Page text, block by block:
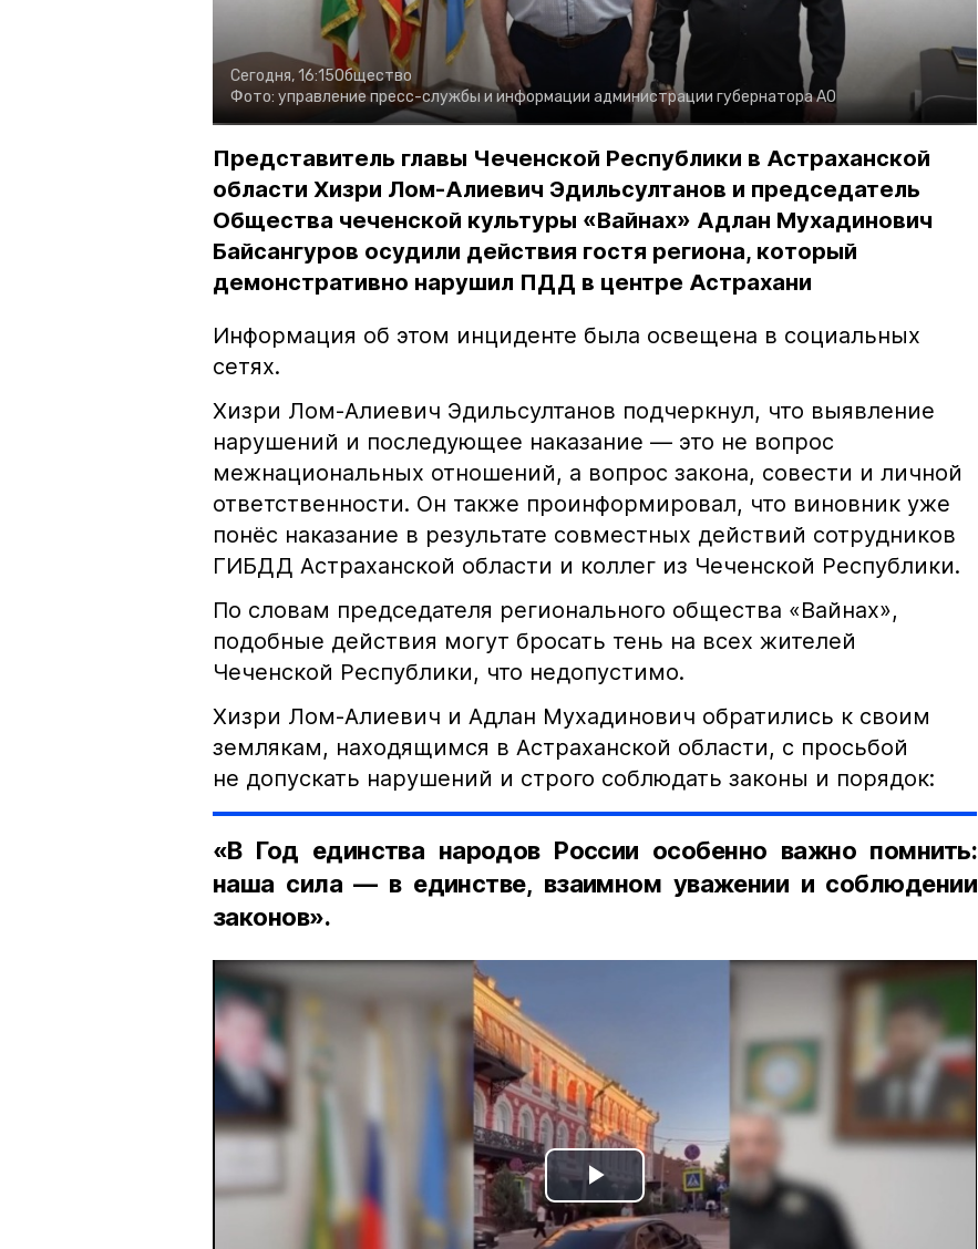
Сегодня, 16:15Общество
Фото: управление пресс-службы и информации администрации губернатора АО
Представитель главы Чеченской Республики в Астраханской
области Хизри Лом-Алиевич Эдильсултанов и председатель
Общества чеченской культуры «Вайнах» Адлан Мухадинович
Байсангуров осудили действия гостя региона, который
демонстративно нарушил ПДД в центре Астрахани
Информация об этом инциденте была освещена в социальных
сетях.
Хизри Лом-Алиевич Эдильсултанов подчеркнул, что выявление
нарушений и последующее наказание — это не вопрос
межнациональных отношений, а вопрос закона, совести и личной
ответственности. Он также проинформировал, что виновник уже
понёс наказание в результате совместных действий сотрудников
ГИБДД Астраханской области и коллег из Чеченской Республики.
По словам председателя регионального общества «Вайнах»,
подобные действия могут бросать тень на всех жителей
Чеченской Республики, что недопустимо.
Хизри Лом-Алиевич и Адлан Мухадинович обратились к своим
землякам, находящимся в Астраханской области, с просьбой
не допускать нарушений и строго соблюдать законы и порядок:
«В Год единства народов России особенно важно помнить:
наша сила — в единстве, взаимном уважении и соблюдении
законов».
Play